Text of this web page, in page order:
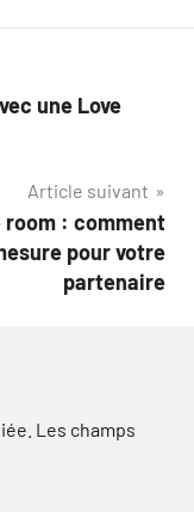
une Love
Article suivant
room : comment
pour votre
partenaire
Les champs